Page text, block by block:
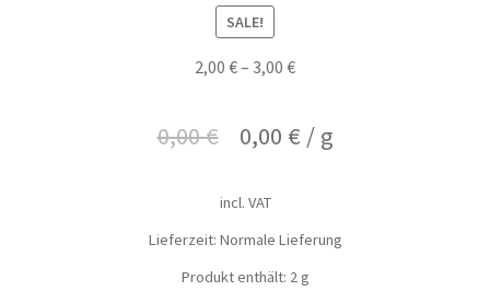
SALE!
2,00 €– 3,00 €
0,00€ 0,00 € / g
incl. VAT
Lieferzeit: Normale Lieferung
Produkt enthält: 2g